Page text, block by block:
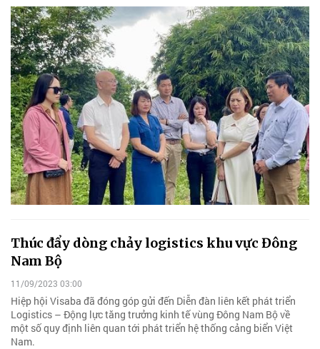
Thúc đẩy dòng chảy logistics khu vực Đông
Nam Bộ
11/09/2023 03:00
Hiệp hội Visaba đã đóng góp gửi đến Diễn đàn liên kết phát triển
Logistics – Động lực tăng trưởng kinh tế vùng Đông Nam Bộ về
một số quy định liên quan tới phát triển hệ thống cảng biển Việt
Nam.